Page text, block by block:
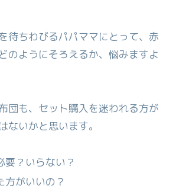
待ちわびるパパママにとって、赤
のようにそろえるか、悩みますよ
団も、セット購入を迷われる方が
ないかと思います。
要？いらない？
方がいいの？